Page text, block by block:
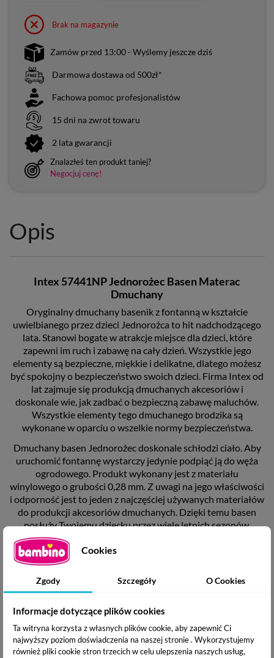
Brak na magazynie
Zamów przed 13:00 - Wyślemy jeszcze dziś
Darmowa dostawa od 500zł*
Fachowa pomoc profesjonalistów
15 dni na zwrot towaru
2 lata gwarancji
Znalazłeś ten produkt taniej?
Negocjuj cenę!
Opis
Intex 57441NP Jednorożec Basen Materac
Dmuchany
Oryginalny dmuchany basenik z fontanną w kształcie
uwielbianego przez dzieci Jednorożca to hit nadchodzącego
lata. Stanowi bogate w atrakcje miejsce dla dzieci, które
zapewni im ruch i zabawę na cały dzień. Wszystkie jego
elementy są bezpieczne, miękkie i delikatne, dlatego możesz
być spokojny o bezpieczeństwo swoich dzieci. Firma Intex od
lat zajmuje się produkcją dmuchanych akcesoriów i
doskonale wie, jak zadbać o bezpieczną zabawę maluchów.
Wszystkie elementy tego dmuchanego brodzika są
wykonane w oparciu o wszelkie normy bezpieczeństwa.
Dmuchany basen Jednorożec doskonale schłodzi ciało. Aby
uruchomić fontannę wystarczy jedynie podpiąć ją do węża
ogrodowego. Produkt wykonany jest z materiału
winylowego o grubości 0,28 mm. Z uwagi na jego właściwości
i odporność jest to jeden z najczęściej używanych materiałów
do produkcji akcesoriów dmuchanych. Dzięki temu basen
posłuży Twojemu dziecku przez wiele letnich sezonów,
przynosząc mu radość każdego dnia! Bardzo szybko stanie
się ulubionym miejscem zabaw, pozwalając Tobie na chwilę
Cookies
Zgody Szczegóły O Cookies
Informacje dotyczące plików cookies
Ta witryna korzysta z własnych plików cookie, aby zapewnić Ci
najwyższy poziom doświadczenia na naszej stronie . Wykorzystujemy
również pliki cookie stron trzecich w celu ulepszenia naszych usług,